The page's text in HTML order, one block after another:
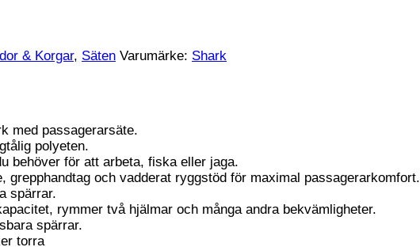
& Korgar, Säten Varumärke: Shark
med passagerarsäte.
polyeten.
behöver för att arbeta, fiska eller jaga.
grepphandtag och vadderat ryggstöd för maximal passagerarkomfort.
spärrar.
rymmer två hjälmar och många andra bekvämligheter.
spärrar.
torra